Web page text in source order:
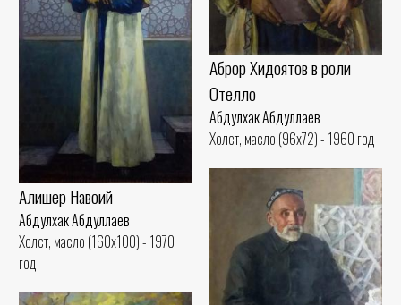
Аброр Хидоятов в роли
Отелло
Абдулхак Абдуллаев
Холст, масло (96x72) - 1960 год
Алишер Навоий
Абдулхак Абдуллаев
Холст, масло (160x100) - 1970
год